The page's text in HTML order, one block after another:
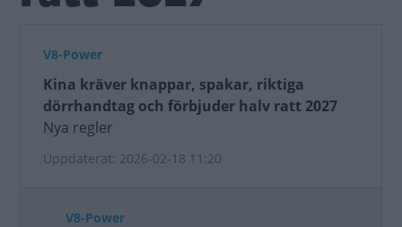
V8-Power
Kina kräver knappar, spakar, riktiga
dörrhandtag och förbjuder halv ratt 2027
Nya regler
Uppdaterat: 2026-02-18 11:20
V8-Power